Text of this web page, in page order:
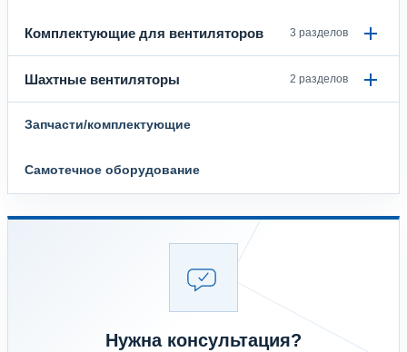
Комплектующие для вентиляторов 3 разделов
Шахтные вентиляторы 2 разделов
Запчасти/комплектующие
Самотечное оборудование
Нужна консультация?